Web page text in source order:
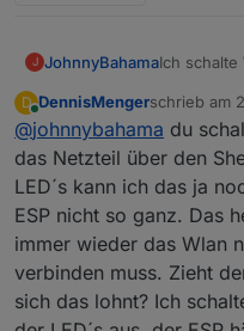
J JohnnyBahamaIch schalte
Leider
error dass das
man das
D
Online
DennisMengerschrieb am
zuletzt
@johnnybahama du
das Netzteil über den
LED´s kann ich das ja
ESP nicht so ganz. Das
immer wieder das Wlan
verbinden muss. Zieht
sich das lohnt? Ich